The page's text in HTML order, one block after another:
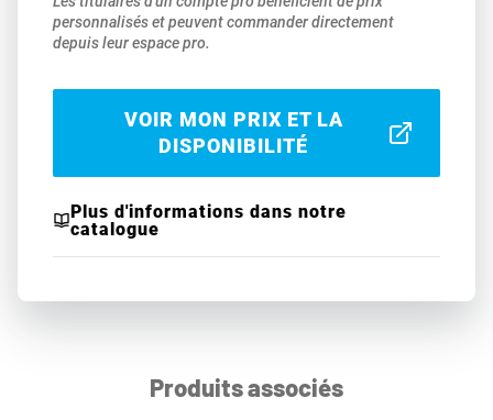
personnalisés et peuvent commander directement
depuis leur espace pro.
VOIR MON PRIX ET LA
DISPONIBILITÉ
Plus d'informations dans notre
catalogue
Produits associés